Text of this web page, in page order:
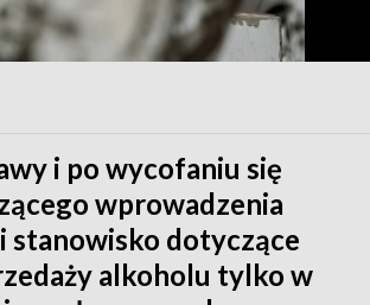
i po wycofaniu się
wprowadzenia
stanowisko dotyczące
alkoholu tylko w